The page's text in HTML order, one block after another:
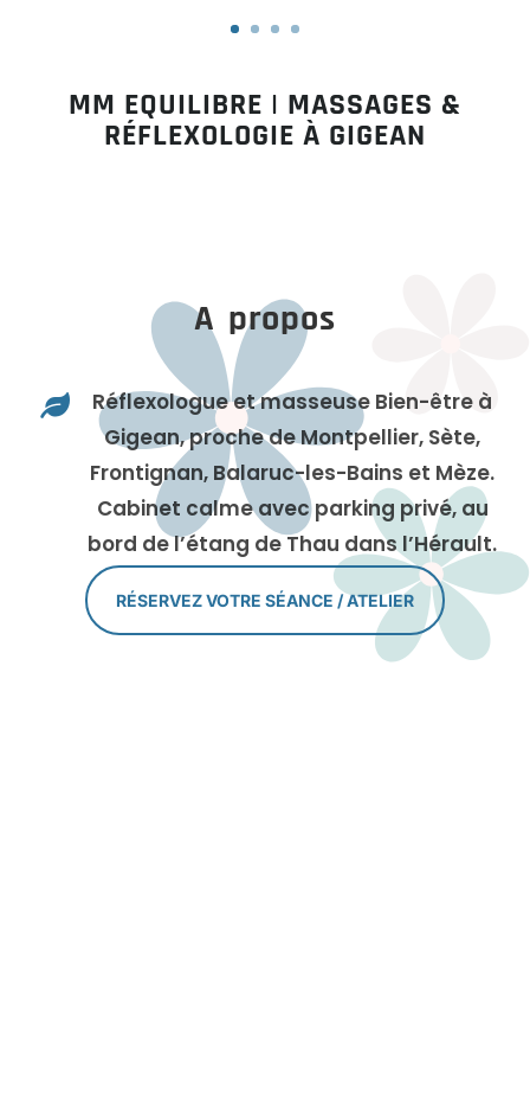
MM EQUILIBRE | MASSAGES &
RÉFLEXOLOGIE À GIGEAN
A propos

Réflexologue et masseuse Bien-être à
Gigean, proche de Montpellier, Sète,
Frontignan, Balaruc-les-Bains et Mèze.
Cabinet calme avec parking privé, au
bord de l’étang de Thau dans l’Hérault.
RÉSERVEZ VOTRE SÉANCE / ATELIER